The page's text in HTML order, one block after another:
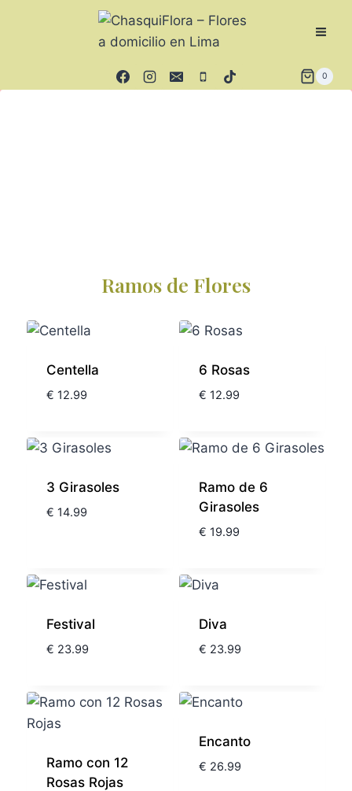
0
Ramos de Flores
Centella
€ 12.99
6 Rosas
€ 12.99
3 Girasoles
€ 14.99
Ramo de 6
Girasoles
€ 19.99
Festival
€ 23.99
Diva
€ 23.99
Ramo con 12
Rosas Rojas
Encanto
€ 26.99